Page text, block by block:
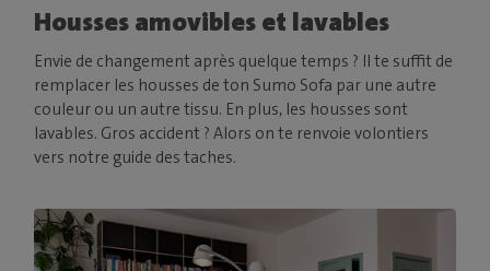
Housses amovibles et lavables
Envie de changement après quelque temps ? Il te suffit de
remplacer les housses de ton Sumo Sofa par une autre
couleur ou un autre tissu. En plus, les housses sont
lavables. Gros accident ? Alors on te renvoie volontiers
vers notre guide des taches.